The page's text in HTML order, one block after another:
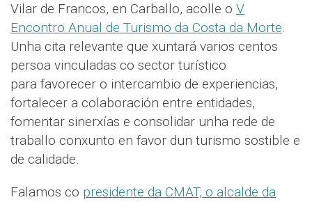
Vilar de Francos, en Carballo, acolle o V
Encontro Anual de Turismo da Costa da Morte.
Unha cita relevante que xuntará varios centos
persoa vinculadas co sector turístico
para favorecer o intercambio de experiencias,
fortalecer a colaboración entre entidades,
fomentar sinerxías e consolidar unha rede de
traballo conxunto en favor dun turismo sostible e
de calidade.
Falamos co presidente da CMAT, o alcalde da